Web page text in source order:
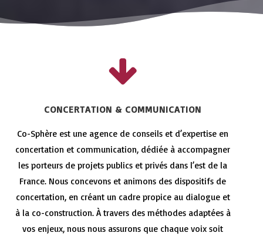
CONCERTATION & COMMUNICATION
Co-Sphère est une agence de conseils et d’expertise en
concertation et communication, dédiée à accompagner
les porteurs de projets publics et privés dans l’est de la
France. Nous concevons et animons des dispositifs de
concertation, en créant un cadre propice au dialogue et
à la co-construction. À travers des méthodes adaptées à
vos enjeux, nous nous assurons que chaque voix soit